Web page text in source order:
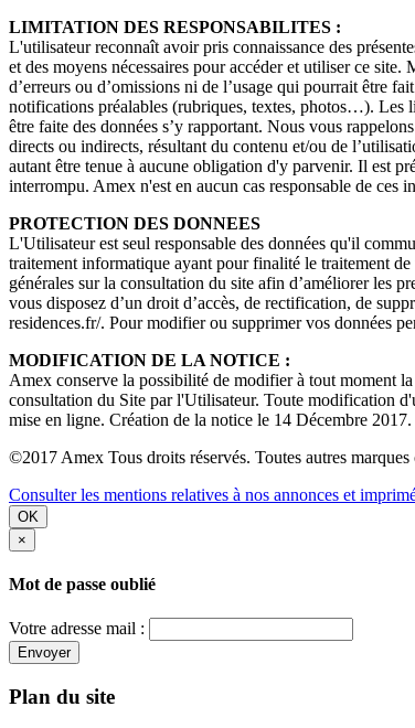
LIMITATION DES RESPONSABILITES :
L'utilisateur reconnaît avoir pris connaissance des
et des moyens nécessaires pour accéder et utiliser ce
d’erreurs ou d’omissions ni de l’usage qui pourrait être
notifications préalables (rubriques, textes, photos…). Les
être faite des données s’y rapportant. Nous vous
directs ou indirects, résultant du contenu et/ou de
autant être tenue à aucune obligation d'y parvenir. Il est
interrompu. Amex n'est en aucun cas responsable de ces
PROTECTION DES DONNEES
L'Utilisateur est seul responsable des données qu'il
traitement informatique ayant pour finalité le traitement
générales sur la consultation du site afin d’améliorer les
vous disposez d’un droit d’accès, de rectification, de
residences.fr/. Pour modifier ou supprimer vos données
MODIFICATION DE LA NOTICE :
Amex conserve la possibilité de modifier à tout moment
consultation du Site par l'Utilisateur. Toute modification
mise en ligne. Création de la notice le 14 Décembre 2017.
©2017 Amex Tous droits réservés. Toutes autres
Consulter les mentions relatives à nos annonces et
OK
×
Mot de passe oublié
Votre adresse mail :
Envoyer
Plan du site